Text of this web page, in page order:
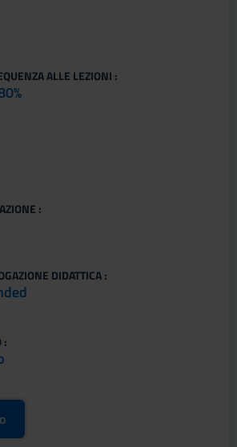
ALLE LEZIONI :
:
DIDATTICA :
: